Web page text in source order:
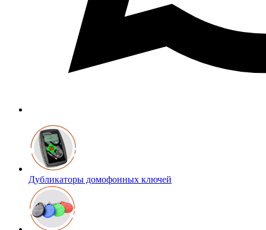
Дубликаторы домофонных ключей